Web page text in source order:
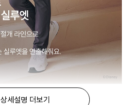
상세설명 더보기